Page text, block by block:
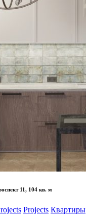
11, 104 кв. м
Projects Квартиры